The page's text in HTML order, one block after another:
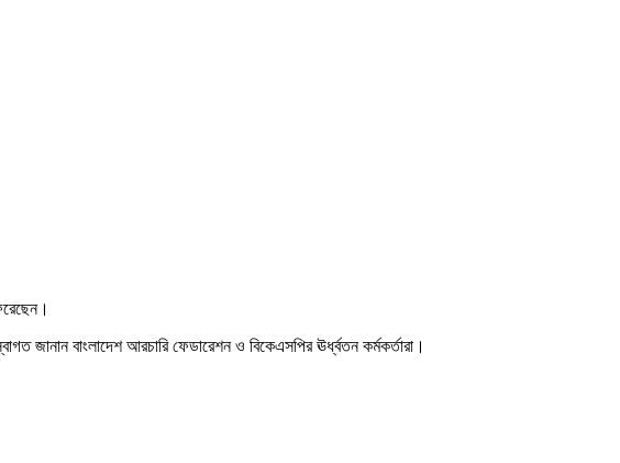
জানান বাংলাদেশ আরচারি ফেডারেশন ও বিকেএসপির ঊর্ধ্বতন কর্মকর্তারা।